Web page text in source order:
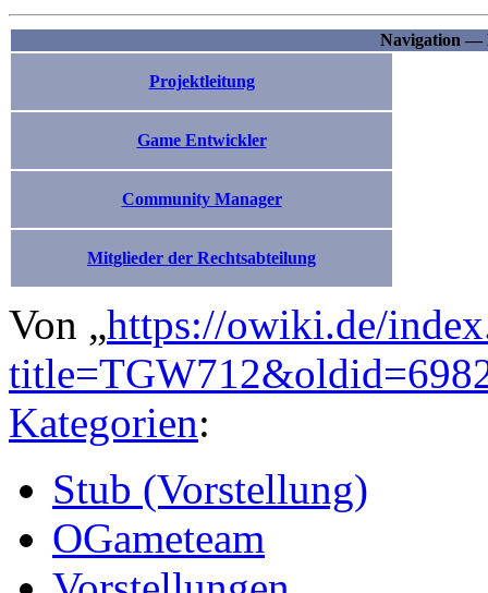
Navigation —
Projektleitung
Game Entwickler
Community Manager
Mitglieder der Rechtsabteilung
Von „https://owiki.de/
Kategorien:
Stub (Vorstellung)
OGameteam